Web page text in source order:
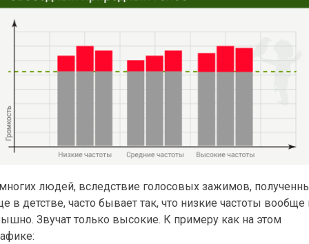
людей, вследствие голосовых зажимов,
в детстве, часто бывает так, что низкие частоты вообще
Звучат только высокие. К примеру как на этом